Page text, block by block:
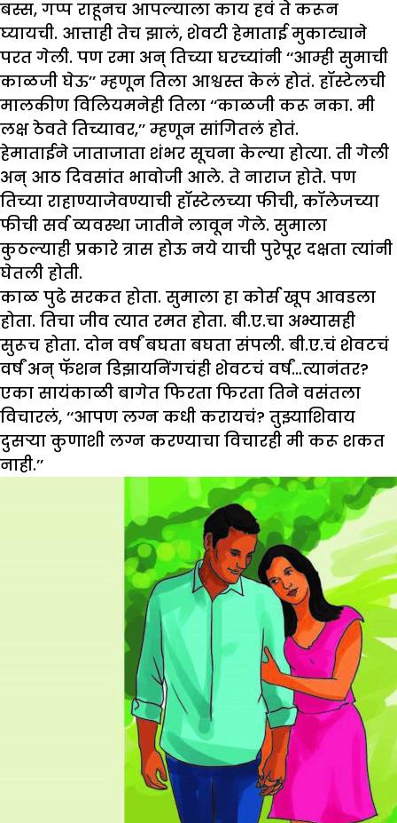
बस्स, गप्प राहूनच आपल्याला काय हवं ते करून
घ्यायची. आत्ताही तेच झालं, शेवटी हेमाताई मुकाट्याने
परत गेली. पण रमा अन् तिच्या घरच्यांनी ‘‘आम्ही सुमाची
काळजी घेऊ’’ म्हणून तिला आश्वस्त केलं होतं. हॉस्टेलची
मालकीण विलियमनेही तिला ‘‘काळजी करू नका. मी
लक्ष ठेवते तिच्यावर,’’ म्हणून सांगितलं होतं.
हेमाताईने जाताजाता शंभर सूचना केल्या होत्या. ती गेली
अन् आठ दिवसांत भावोजी आले. ते नाराज होते. पण
तिच्या राहाण्याजेवण्याची हॉस्टेलच्या फीची, कॉलेजच्या
फीची सर्व व्यवस्था जातीने लावून गेले. सुमाला
कुठल्याही प्रकारे त्रास होऊ नये याची पुरेपूर दक्षता त्यांनी
घेतली होती.
काळ पुढे सरकत होता. सुमाला हा कोर्स खूप आवडला
होता. तिचा जीव त्यात रमत होता. बी.ए.चा अभ्यासही
सुरूच होता. दोन वर्षं बघता बघता संपली. बी.ए.चं शेवटचं
वर्षं अन् फॅशन डिझायनिंगचंही शेवटचं वर्षं…त्यानंतर?
एका सायंकाळी बागेत फिरता फिरता तिने वसंतला
विचारलं, ‘‘आपण लग्न कधी करायचं? तुझ्याशिवाय
दुसऱ्या कुणाशी लग्न करण्याचा विचारही मी करू शकत
नाही.’’